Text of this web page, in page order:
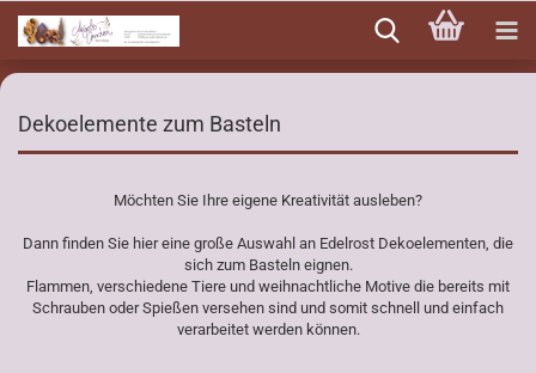
zum
Hauptinhalt
Dekoelemente zum Basteln
Möchten Sie Ihre eigene Kreativität ausleben?
Dann finden Sie hier eine große Auswahl an Edelrost Dekoelementen, die
sich zum Basteln eignen.
Flammen, verschiedene Tiere und weihnachtliche Motive die bereits mit
Schrauben oder Spießen versehen sind und somit schnell und einfach
verarbeitet werden können.